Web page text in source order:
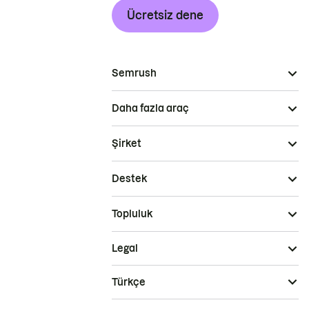
Ücretsiz dene
Semrush
Daha fazla araç
Şirket
Destek
Topluluk
Legal
Türkçe